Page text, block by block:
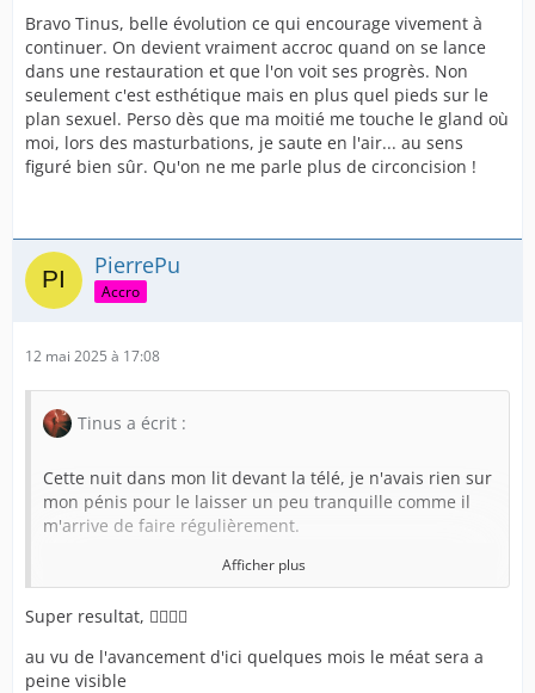
retrouver mon prépuce dans un état que j'avais jamais
vu encore. Il s'est placer naturellement comme ça.
J'ai pas pu m'empêcher de prendre cette évolution en
photo, même si je voulais attendre Juillet. Et donc voici
l'évolution de mon prépuce après 15 mois de
restauration.
Et pour bien se rendre compte, je vous mets le
comparatif avec la photo des 1 an ainsi que la toute
17 Janvier 2024
Bravo Tinus, belle évolution ce qui encourage vivement à
continuer. On devient vraiment accroc quand on se lance
dans une restauration et que l'on voit ses progrès. Non
seulement c'est esthétique mais en plus quel pieds sur le
plan sexuel. Perso dès que ma moitié me touche le gland où
moi, lors des masturbations, je saute en l'air... au sens
figuré bien sûr. Qu'on ne me parle plus de circoncision !
PierrePu
Accro
12 mai 2025 à 17:08
Tinus a écrit :
Cette nuit dans mon lit devant la télé, je n'avais rien sur
mon pénis pour le laisser un peu tranquille comme il
m'arrive de faire régulièrement.
Au moment de me lever pour aller au toilette, j'ai
retrouver mon prépuce dans un état que j'avais jamais
vu encore. Il s'est placer naturellement comme ça.
J'ai pas pu m'empêcher de prendre cette évolution en
photo, même si je voulais attendre Juillet. Et donc voici
Afficher plus
Super resultat, 👍🏻👏🏻
au vu de l'avancement d'ici quelques mois le méat sera a
peine visible